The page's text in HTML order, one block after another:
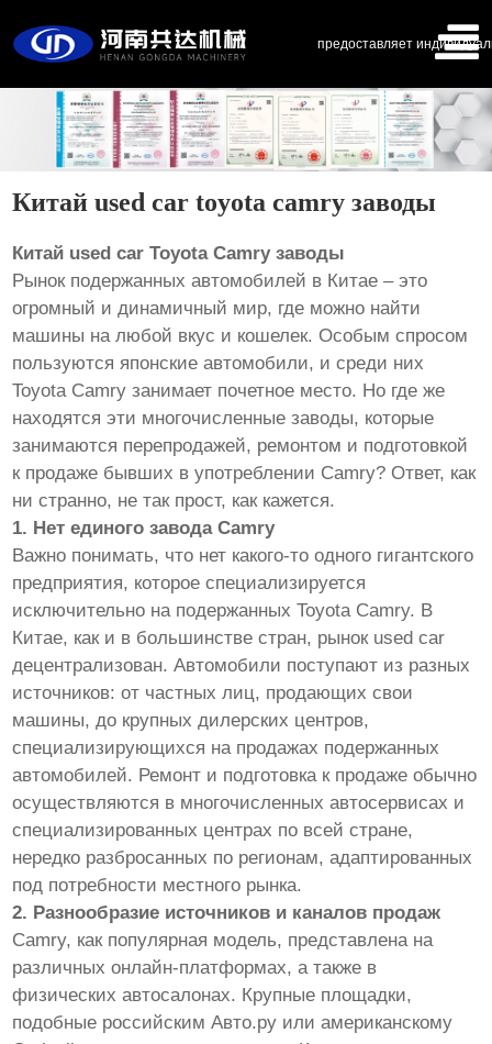
предоставляет
Китай used car toyota camry заводы
Китай used car Toyota Camry заводы
Рынок подержанных автомобилей в Китае – это
огромный и динамичный мир, где можно найти
машины на любой вкус и кошелек. Особым спросом
пользуются японские автомобили, и среди них
Toyota Camry занимает почетное место. Но где же
находятся эти многочисленные заводы, которые
занимаются перепродажей, ремонтом и подготовкой
к продаже бывших в употреблении Camry? Ответ, как
ни странно, не так прост, как кажется.
1. Нет единого завода Camry
Важно понимать, что нет какого-то одного гигантского
предприятия, которое специализируется
исключительно на подержанных Toyota Camry. В
Китае, как и в большинстве стран, рынок used car
децентрализован. Автомобили поступают из разных
источников: от частных лиц, продающих свои
машины, до крупных дилерских центров,
специализирующихся на продажах подержанных
автомобилей. Ремонт и подготовка к продаже обычно
осуществляются в многочисленных автосервисах и
специализированных центрах по всей стране,
нередко разбросанных по регионам, адаптированных
под потребности местного рынка.
2. Разнообразие источников и каналов продаж
Camry, как популярная модель, представлена на
различных онлайн-платформах, а также в
физических автосалонах. Крупные площадки,
подобные российским Авто.ру или американскому